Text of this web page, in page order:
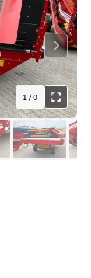
1/0